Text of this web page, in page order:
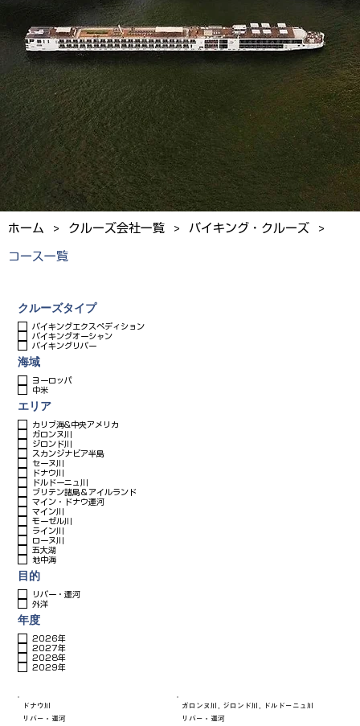
ホーム > クルーズ会社一覧 > バイキング・クルーズ >
コース一覧
クルーズタイプ
バイキングエクスペディション
バイキングオーシャン
バイキングリバー
海域
ヨーロッパ
中米
エリア
カリブ海&中央アメリカ
ガロンヌ川
ジロンド川
スカンジナビア半島
セーヌ川
ドナウ川
ドルドーニュ川
ブリテン諸島＆アイルランド
マイン・ドナウ運河
マイン川
モーゼル川
ライン川
ローヌ川
五大湖
地中海
目的
リバー・運河
外洋
年度
2026年
2027年
2028年
2029年
ドナウ川
リバー・運河
ガロンヌ川, ジロンド川, ドルドーニュ川
リバー・運河